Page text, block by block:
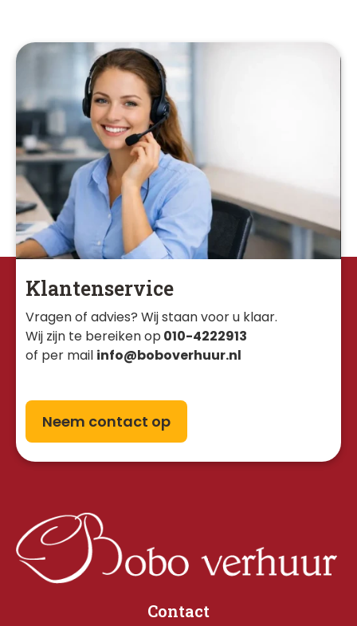
Klantenservice
Vragen of advies? Wij staan voor u klaar.
Wij zijn te bereiken op 010-4222913
of per mail info@boboverhuur.nl
Neem contact op
Contact